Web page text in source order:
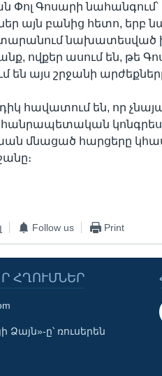
Փոլ Գոսարի նահանգում՝
այն բանից հետո, երբ
նախատեսված
ովքեր ասում են,
են այս շրջանի
հավատում են, որ
հանրապետական
մնացած հարցերը
Follow us Print
ՀՂՈՒՄՆԵՐ
Ձայն»-ը՝ ռուսերեն